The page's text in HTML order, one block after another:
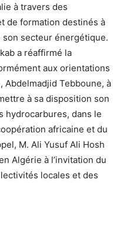
à travers des
de formation destinés à
secteur énergétique.
a réaffirmé la
aux orientations
Abdelmadjid Tebboune, à
à sa disposition son
hydrocarbures, dans le
africaine et du
M. Ali Yusuf Ali Hosh
Algérie à l’invitation du
locales et des